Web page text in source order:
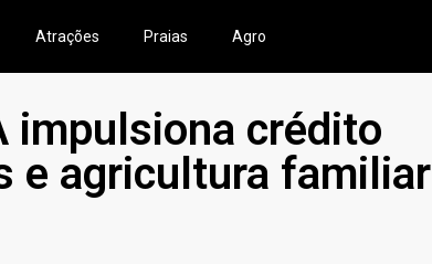
Atrações Praias Agro
impulsiona crédito
e agricultura familiar